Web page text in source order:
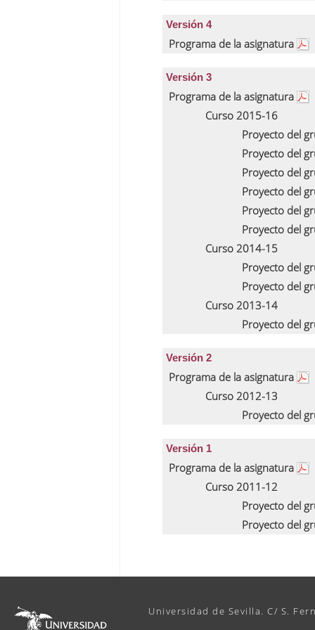
Versión 4
Programa de la asignatura
Versión 3
Programa de la asignatura
Curso 2015-16
Proyecto del
Proyecto del
Proyecto del
Proyecto del
Proyecto del
Proyecto del
Curso 2014-15
Proyecto del
Proyecto del
Curso 2013-14
Proyecto del
Versión 2
Programa de la asignatura
Curso 2012-13
Proyecto del
Versión 1
Programa de la asignatura
Curso 2011-12
Proyecto del
Proyecto del
Universidad de Sevilla. C/ S.